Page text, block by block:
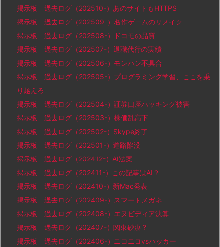
掲示板 過去ログ（202510-）あのサイトもHTTPS
掲示板 過去ログ（202509-）名作ゲームのリメイク
掲示板 過去ログ（202508-）ドコモの品質
掲示板 過去ログ（202507-）退職代行の実績
掲示板 過去ログ（202506-）モンハン不具合
掲示板 過去ログ（202505-）プログラミング学習、ここを乗
り越えろ
掲示板 過去ログ（202504-）証券口座ハッキング被害
掲示板 過去ログ（202503-）株価乱高下
掲示板 過去ログ（202502-）Skype終了
掲示板 過去ログ（202501-）道路陥没
掲示板 過去ログ（202412-）AI法案
掲示板 過去ログ（202411-）この記事はAI？
掲示板 過去ログ（202410-）新Mac発表
掲示板 過去ログ（202409-）スマートメガネ
掲示板 過去ログ（202408-）エヌビディア決算
掲示板 過去ログ（202407-）関東砂漠？
掲示板 過去ログ（202406-）ニコニコvsハッカー